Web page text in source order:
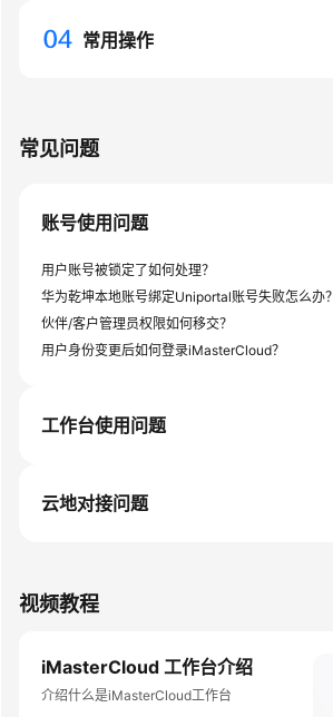
语
载
通
参
考
产
语
任
云
等
级
常用操作
常见问题
账号使用问题
用户账号被锁定了如何处理？
华为乾坤本地账号绑定Uniportal账号失败怎么办？
伙伴/客户管理员权限如何移交？
用户身份变更后如何登录iMasterCloud？
工作台使用问题
云地对接问题
视频教程
iMasterCloud 工作台介绍
介绍什么是iMasterCloud工作台